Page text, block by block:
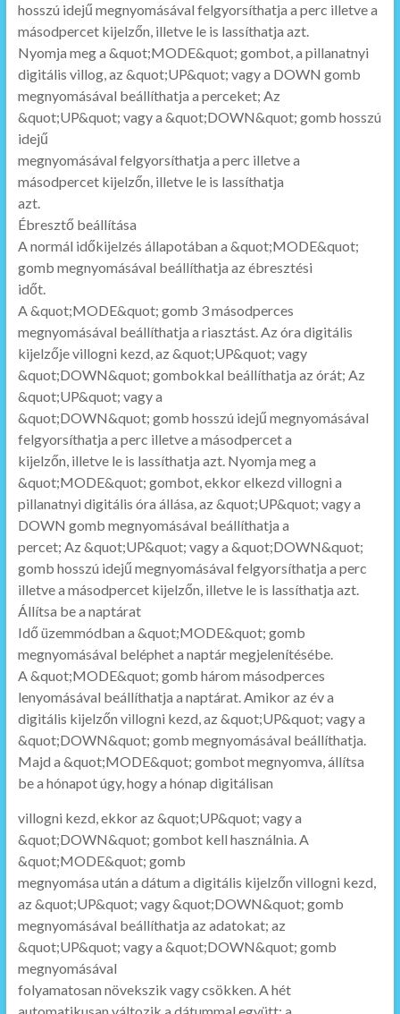
hosszú idejű megnyomásával felgyorsíthatja a perc illetve a
másodpercet kijelzőn, illetve le is lassíthatja azt.
Nyomja meg a &quot;MODE&quot; gombot, a pillanatnyi
digitális villog, az &quot;UP&quot; vagy a DOWN gomb
megnyomásával beállíthatja a perceket; Az
&quot;UP&quot; vagy a &quot;DOWN&quot; gomb hosszú
idejű
megnyomásával felgyorsíthatja a perc illetve a
másodpercet kijelzőn, illetve le is lassíthatja
azt.
Ébresztő beállítása
A normál időkijelzés állapotában a &quot;MODE&quot;
gomb megnyomásával beállíthatja az ébresztési
időt.
A &quot;MODE&quot; gomb 3 másodperces
megnyomásával beállíthatja a riasztást. Az óra digitális
kijelzője villogni kezd, az &quot;UP&quot; vagy
&quot;DOWN&quot; gombokkal beállíthatja az órát; Az
&quot;UP&quot; vagy a
&quot;DOWN&quot; gomb hosszú idejű megnyomásával
felgyorsíthatja a perc illetve a másodpercet a
kijelzőn, illetve le is lassíthatja azt. Nyomja meg a
&quot;MODE&quot; gombot, ekkor elkezd villogni a
pillanatnyi digitális óra állása, az &quot;UP&quot; vagy a
DOWN gomb megnyomásával beállíthatja a
percet; Az &quot;UP&quot; vagy a &quot;DOWN&quot;
gomb hosszú idejű megnyomásával felgyorsíthatja a perc
illetve a másodpercet kijelzőn, illetve le is lassíthatja azt.
Állítsa be a naptárat
Idő üzemmódban a &quot;MODE&quot; gomb
megnyomásával beléphet a naptár megjelenítésébe.
A &quot;MODE&quot; gomb három másodperces
lenyomásával beállíthatja a naptárat. Amikor az év a
digitális kijelzőn villogni kezd, az &quot;UP&quot; vagy a
&quot;DOWN&quot; gomb megnyomásával beállíthatja.
Majd a &quot;MODE&quot; gombot megnyomva, állítsa
be a hónapot úgy, hogy a hónap digitálisan
villogni kezd, ekkor az &quot;UP&quot; vagy a
&quot;DOWN&quot; gombot kell használnia. A
&quot;MODE&quot; gomb
megnyomása után a dátum a digitális kijelzőn villogni kezd,
az &quot;UP&quot; vagy &quot;DOWN&quot; gomb
megnyomásával beállíthatja az adatokat; az
&quot;UP&quot; vagy a &quot;DOWN&quot; gomb
megnyomásával
folyamatosan növekszik vagy csökken. A hét